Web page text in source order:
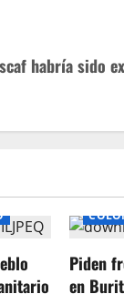
habría sido
Piden
en